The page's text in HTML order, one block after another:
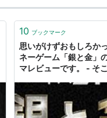
10 ブックマーク
思いがけずおもしろか
ネーゲーム「銀と金」
マレビューです。 - そ